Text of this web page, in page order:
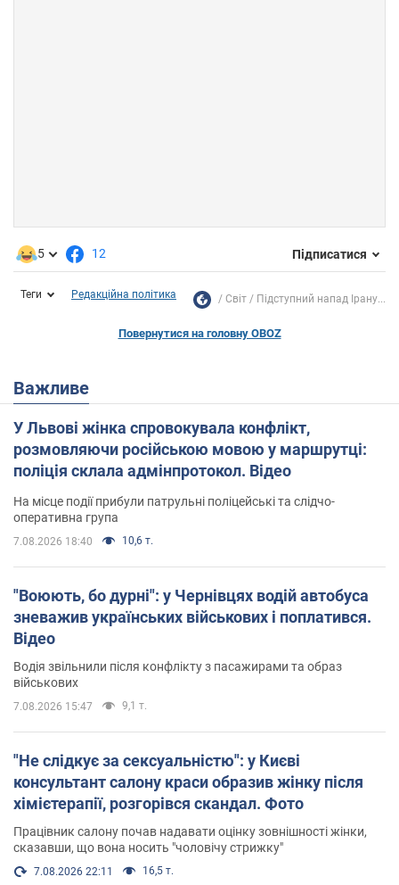
5 12 Підписатися
Теги Редакційна політика Світ Підступний напад Ірану...
Повернутися на головну OBOZ
Важливе
У Львові жінка спровокувала конфлікт,
розмовляючи російською мовою у маршрутці:
поліція склала адмінпротокол. Відео
На місце події прибули патрульні поліцейські та слідчо-
оперативна група
7.08.2026 18:40 10,6 т.
"Воюють, бо дурні": у Чернівцях водій автобуса
зневажив українських військових і поплатився.
Відео
Водія звільнили після конфлікту з пасажирами та образ
військових
7.08.2026 15:47 9,1 т.
"Не слідкує за сексуальністю": у Києві
консультант салону краси образив жінку після
хімієтерапії, розгорівся скандал. Фото
Працівник салону почав надавати оцінку зовнішності жінки,
сказавши, що вона носить "чоловічу стрижку"
7.08.2026 22:11 16,5 т.